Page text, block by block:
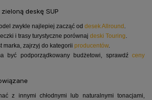
deskę SUP
zwykle najlepiej zacząć od desek Allround .
i trasy turystyczne porównaj deski Touring.
marka, zajrzyj do kategorii producentów.
być podporządkowany budżetowi, sprawdź ceny
z innymi chłodnymi lub naturalnymi tonacjami,